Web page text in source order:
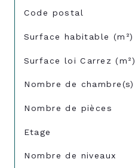
TRAD_SIROCCO_Caracteristique
Code postal
Surface habitable (m²)
Surface loi Carrez (m²)
Nombre de chambre(s)
Nombre de pièces
Etage
Nombre de niveaux